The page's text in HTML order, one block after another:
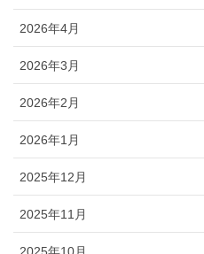
2026年4月
2026年3月
2026年2月
2026年1月
2025年12月
2025年11月